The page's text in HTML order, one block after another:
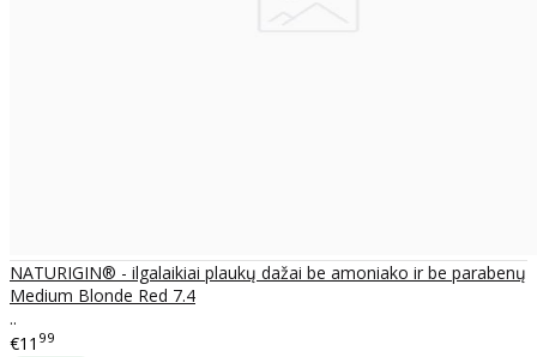
NATURIGIN® - ilgalaikiai plaukų dažai be amoniako ir be parabenų
Medium Blonde Red 7.4
..
€11 99